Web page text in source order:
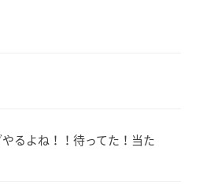
るよね！！待ってた！当た